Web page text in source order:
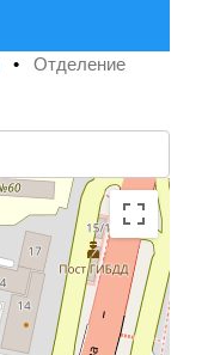
• Отделение